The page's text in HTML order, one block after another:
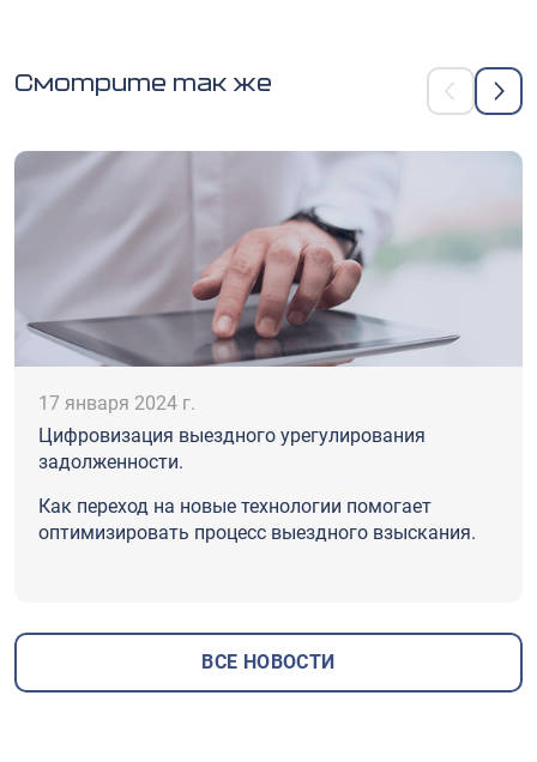
Смотрите так же
17 января 2024 г.
Цифровизация выездного урегулирования
задолженности.
Как переход на новые технологии помогает
оптимизировать процесс выездного взыскания.
ВСЕ НОВОСТИ